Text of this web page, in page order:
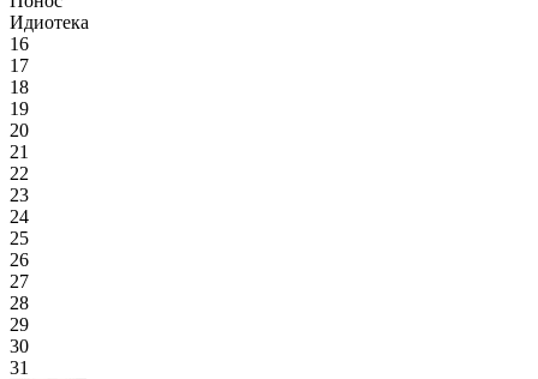
Идиотека
16
17
18
19
20
21
22
23
24
25
26
27
28
29
30
31